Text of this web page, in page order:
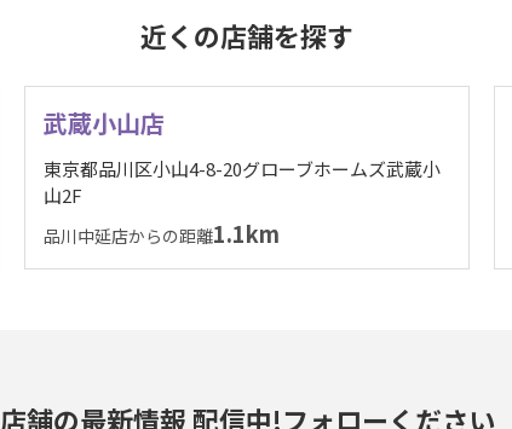
近くの店舗を探す
武蔵小山店
東京都品川区小山4-8-20グローブホームズ武蔵小
山2F
品川中延店からの距離1.1km
店舗の最新情報 配信中!フォローください